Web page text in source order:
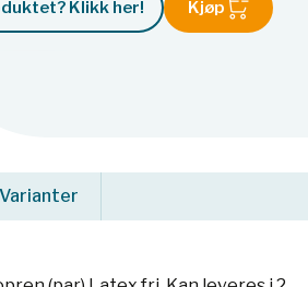
Klikk her! Kjøp
Varianter